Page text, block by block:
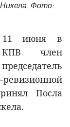
Фото:
11 июня в
КПВ член
Посла